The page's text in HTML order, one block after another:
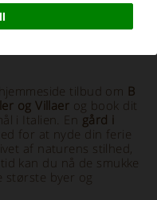
tilbud om B
og Villaer og book dit
i Italien. En gård i
for at nyde din ferie
af naturens stilhed,
kan du nå de smukke
største byer og